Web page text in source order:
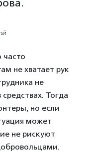
часто
не хватает рук
не
Тогда
но если
может
не рискуют